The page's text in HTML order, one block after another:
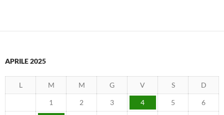
APRILE 2025
L M M G V S D
1 2 3 4 5 6